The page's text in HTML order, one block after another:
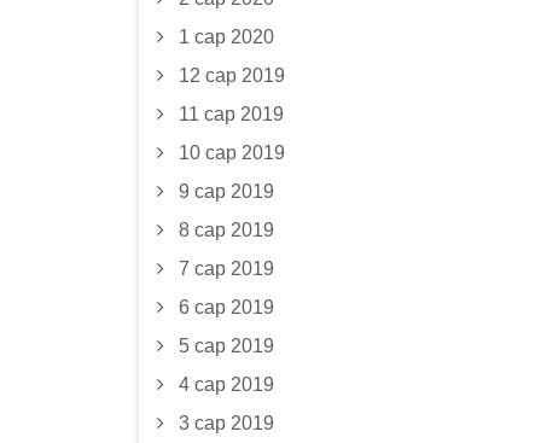
1 сар 2020
12 сар 2019
11 сар 2019
10 сар 2019
9 сар 2019
8 сар 2019
7 сар 2019
6 сар 2019
5 сар 2019
4 сар 2019
3 сар 2019